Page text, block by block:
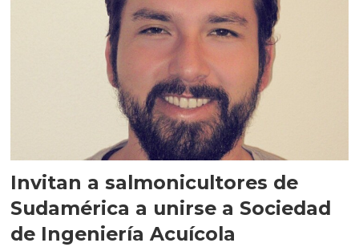
Invitan a salmonicultores de
Sudamérica a unirse a Sociedad
de Ingeniería Acuícola